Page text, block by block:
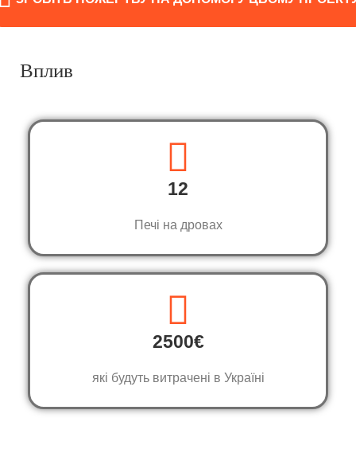
Вплив
12
Печі на дровах
2500€
які будуть витрачені в Україні